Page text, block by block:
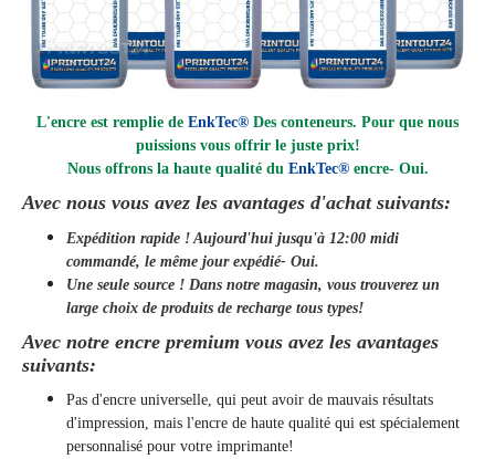
L'encre est remplie de EnkTec® Des conteneurs. Pour que nous
puissions vous offrir le juste prix!
Nous offrons la haute qualité du EnkTec®encre- Oui.
Avec nous vous avez les avantages d'achat suivants:
Expédition rapide ! Aujourd'hui jusqu'à 12:00 midi
commandé, le même jourexpédié- Oui.
Une seule source ! Dans notre magasin, vous trouverez un
large choix de produits de recharge tous types!
Avec notre encre premium vous avez les avantages
suivants:
Pas d'encre universelle, qui peut avoir de mauvais résultats
d'impression, mais l'encre de haute qualité qui est spécialement
personnalisé pour votre imprimante!